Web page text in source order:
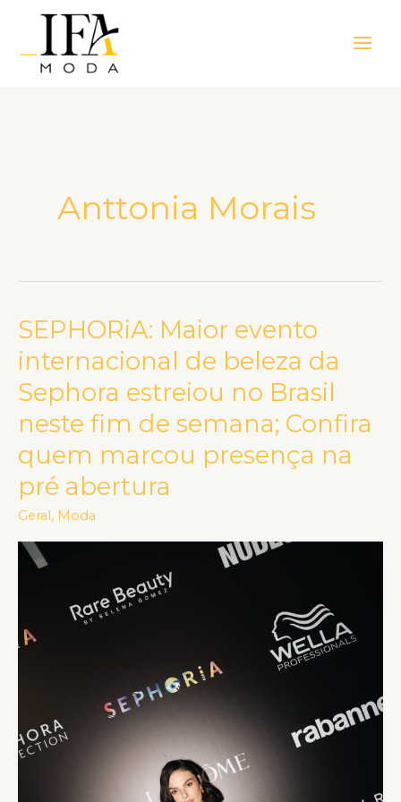
Menu
Anttonia Morais
SEPHORiA: Maior evento
internacional de beleza da
Sephora estreiou no Brasil
neste fim de semana; Confira
quem marcou presença na
pré abertura
Geral , Moda
SEPHORiA:
Maior
evento
internacional
de
da
Sephora
estreiou
no
Brasil
de
marcou
presença